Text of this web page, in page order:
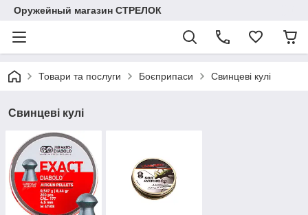
Оружейный магазин СТРЕЛОК
Товари та послуги Боєприпаси Свинцеві кулі
Свинцеві кулі